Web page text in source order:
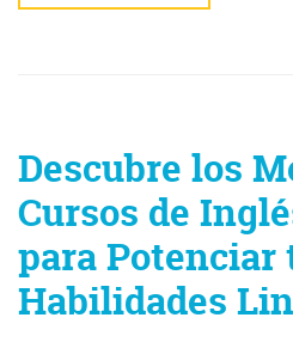
Descubre los
Cursos de
para Potenciar
Habilidades